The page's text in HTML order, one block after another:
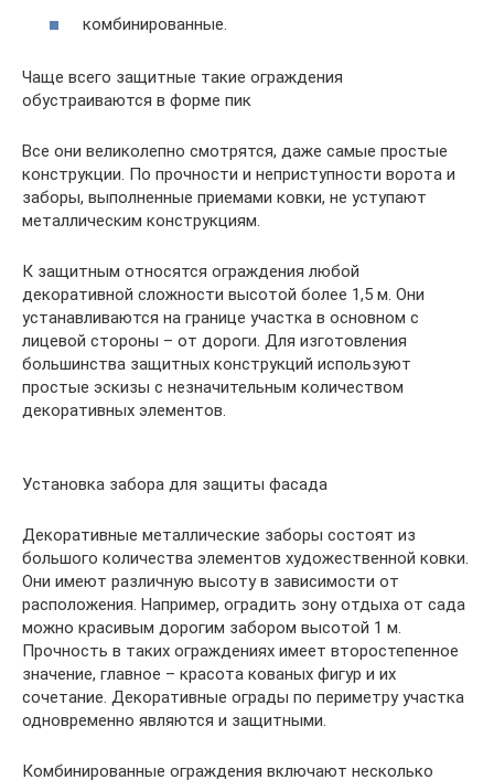
комбинированные.
Чаще всего защитные такие ограждения
обустраиваются в форме пик
Все они великолепно смотрятся, даже самые простые
конструкции. По прочности и неприступности ворота и
заборы, выполненные приемами ковки, не уступают
металлическим конструкциям.
К защитным относятся ограждения любой
декоративной сложности высотой более 1,5 м. Они
устанавливаются на границе участка в основном с
лицевой стороны – от дороги. Для изготовления
большинства защитных конструкций используют
простые эскизы с незначительным количеством
декоративных элементов.
Установка забора для защиты фасада
Декоративные металлические заборы состоят из
большого количества элементов художественной ковки.
Они имеют различную высоту в зависимости от
расположения. Например, оградить зону отдыха от сада
можно красивым дорогим забором высотой 1 м.
Прочность в таких ограждениях имеет второстепенное
значение, главное – красота кованых фигур и их
сочетание. Декоративные ограды по периметру участка
одновременно являются и защитными.
Комбинированные ограждения включают несколько